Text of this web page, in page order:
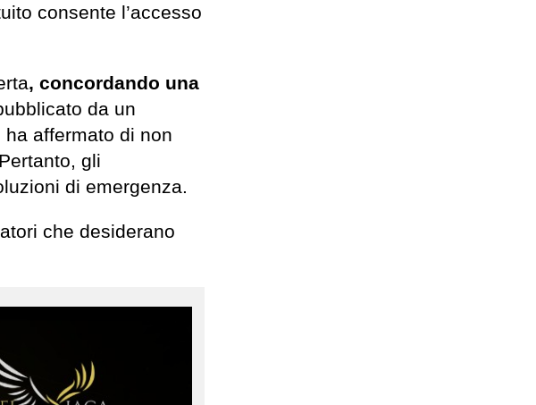
consente l’accesso
, concordando una
da un
affermato di non
gli
di emergenza.
che desiderano